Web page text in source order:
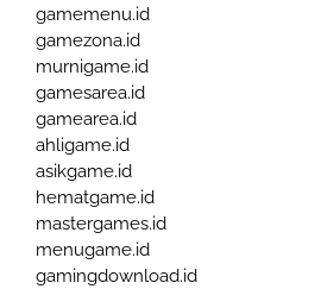
gamemenu.id
gamezona.id
murnigame.id
gamesarea.id
gamearea.id
ahligame.id
asikgame.id
hematgame.id
mastergames.id
menugame.id
gamingdownload.id